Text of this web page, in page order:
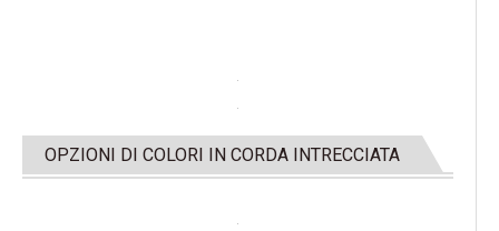
OPZIONI DI COLORI IN CORDA INTRECCIATA